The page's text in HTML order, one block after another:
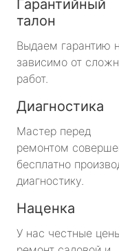
Гарантийный
талон
Выдаем гарантию
зависимо от
работ.
Диагностика
Мастер перед
ремонтом
бесплатно
диагностику.
Наценка
У нас честные